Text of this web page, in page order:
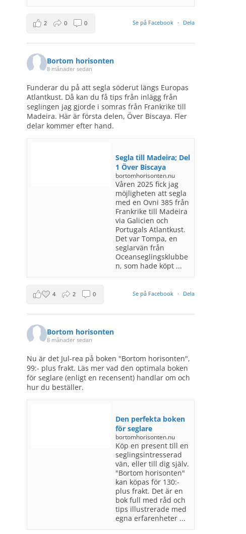
Se på Facebook · Dela
2 0 0
Bortom horisonten
8 månader sedan
Funderar du på att segla söderut längs Europas
Atlantkust. Då kan du få tips från inlägg från
seglingen jag gjorde i somras från Frankrike till
Madeira. Här är första delen, Över Biscaya. Fler
delar kommer efter hand.
Segla till Madeira; Del
1 Över Biscaya
bortomhorisonten.nu
Våren 2025 fick jag
möjligheten att segla
med en Ovni 385 från
Frankrike till Madeira
via Galicien och
Portugals Atlantkust.
Det var Tompa, en
seglarvän från
Oceanseglingsklubbe
n, som hade köpt ...
Se på Facebook · Dela
4 2 0
Bortom horisonten
8 månader sedan
Nu är det Jul-rea på boken "Bortom horisonten",
99:- plus frakt. Läs mer vad den optimala boken
för seglare (enligt en recensent) handlar om och
hur du beställer.
Den perfekta boken
för seglare
bortomhorisonten.nu
Köp en present till en
seglingsintresserad
vän, eller till dig själv.
"Bortom horisonten"
kan köpas för 130:-
plus frakt. Det är en
bok full med råd och
tips illustrerade med
egna erfarenheter ...